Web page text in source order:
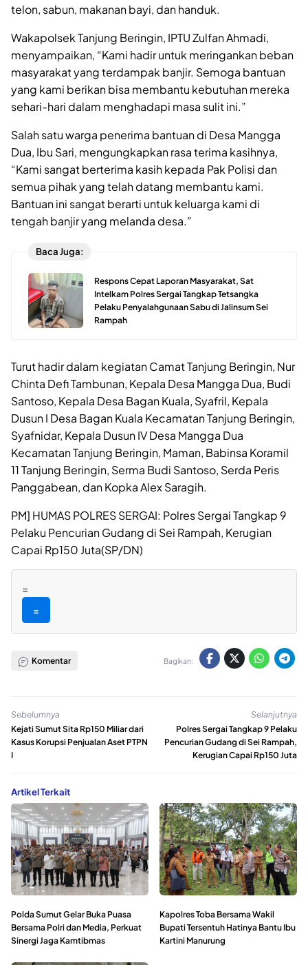
telon, sabun, makanan bayi, dan handuk.
Wakapolsek Tanjung Beringin, IPTU Zulfan Ahmadi,
menyampaikan, “Kami hadir untuk meringankan beban
masyarakat yang terdampak banjir. Semoga bantuan
yang kami berikan bisa membantu kebutuhan mereka
sehari-hari dalam menghadapi masa sulit ini.”
Salah satu warga penerima bantuan di Desa Mangga
Dua, Ibu Sari, mengungkapkan rasa terima kasihnya,
“Kami sangat berterima kasih kepada Pak Polisi dan
semua pihak yang telah datang membantu kami.
Bantuan ini sangat berarti untuk keluarga kami di
tengah banjir yang melanda desa.”
Baca Juga:
Respons Cepat Laporan Masyarakat, Sat
Intelkam Polres Sergai Tangkap Tetsangka
Pelaku Penyalahgunaan Sabu di Jalinsum Sei
Rampah
Turut hadir dalam kegiatan Camat Tanjung Beringin, Nur
Chinta Defi Tambunan, Kepala Desa Mangga Dua, Budi
Santoso, Kepala Desa Bagan Kuala, Syafril, Kepala
Dusun I Desa Bagan Kuala Kecamatan Tanjung Beringin,
Syafnidar, Kepala Dusun IV Desa Mangga Dua
Kecamatan Tanjung Beringin, Maman, Babinsa Koramil
11 Tanjung Beringin, Serma Budi Santoso, Serda Peris
Panggabean, dan Kopka Alex Saragih.
PM] HUMAS POLRES SERGAI: Polres Sergai Tangkap 9
Pelaku Pencurian Gudang di Sei Rampah, Kerugian
Capai Rp150 Juta(SP/DN)
=
=
Komentar Bagikan:
Sebelumnya
Kejati Sumut Sita Rp150 Miliar dari
Kasus Korupsi Penjualan Aset PTPN
I
Selanjutnya
Polres Sergai Tangkap 9 Pelaku
Pencurian Gudang di Sei Rampah,
Kerugian Capai Rp150 Juta
Artikel Terkait
Polda Sumut Gelar Buka Puasa
Bersama Polri dan Media, Perkuat
Sinergi Jaga Kamtibmas
Kapolres Toba Bersama Wakil
Bupati Tersentuh Hatinya Bantu Ibu
Kartini Manurung